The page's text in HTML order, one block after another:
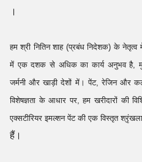
।
हम श्री नितिन शाह (प्रबंध निदेशक) के
में एक दशक से अधिक का कार्य अनुभव है,
जर्मनी और खाड़ी देशों में। पेंट, रेजिन और
विशेषज्ञता के आधार पर, हम खरीदारों की
एक्सटीरियर इमल्शन पेंट की एक विस्तृत
हैं।